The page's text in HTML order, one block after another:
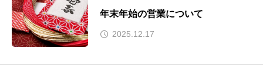
年末年始の営業について
2025.12.17